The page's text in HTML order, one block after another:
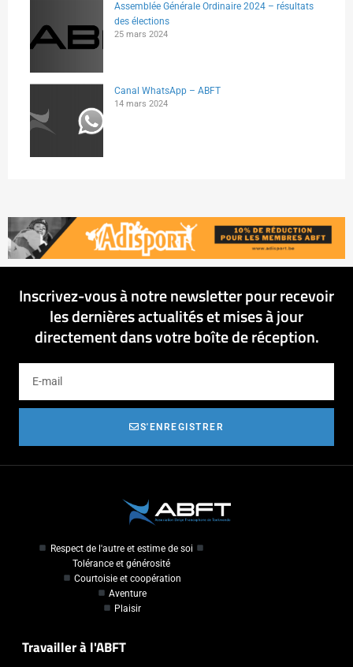
Assemblée Générale Ordinaire 2024 – résultats
des élections
25 mars 2024
Canal WhatsApp – ABFT
14 mars 2024
Inscrivez-vous à notre newsletter pour recevoir
les dernières actualités et mises à jour
directement dans votre boîte de réception.
S'ENREGISTRER
Respect de l'autre et estime de soi
Tolérance et générosité
Courtoisie et coopération
Aventure
Plaisir
Travailler à l'ABFT